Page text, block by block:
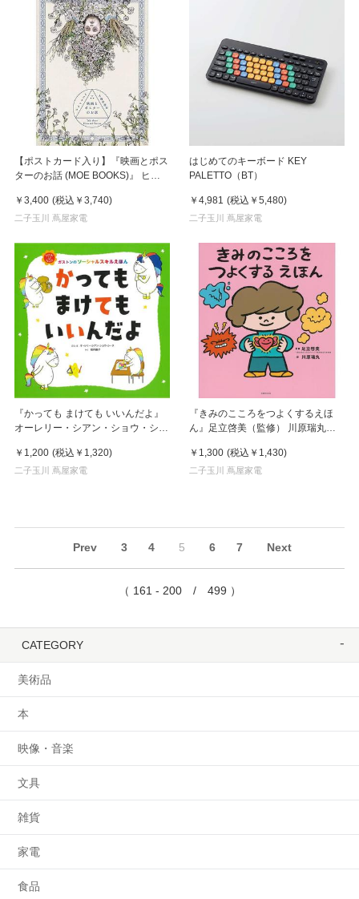
【ポストカード入り】『映画とポス
ターのお話 (MOE BOOKS)』 ヒグ
￥3,400 (税込 ￥3,740)
二子玉川 蔦屋家電
はじめてのキーボード KEY
PALETTO（BT）
￥4,981 (税込 ￥5,480)
二子玉川 蔦屋家電
『かっても まけても いいんだよ』
オーレリー・シアン・ショウ・シー
婦の友社
￥1,200 (税込 ￥1,320)
二子玉川 蔦屋家電
『きみのこころをつよくするえほ
ん』足立啓美（監修） 川原瑞丸
￥1,300 (税込 ￥1,430)
二子玉川 蔦屋家電
Prev 3 4 5 6 7 Next
（ 161 - 200 / 499 ）
CATEGORY
美術品
本
映像・音楽
文具
雑貨
家電
食品